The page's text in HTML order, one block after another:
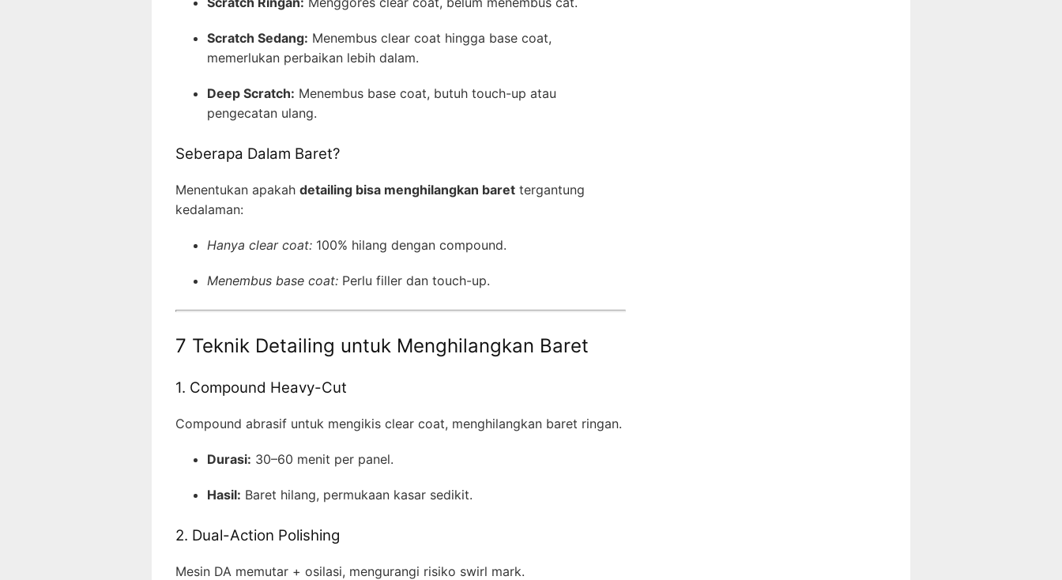
Scratch Sedang: Menembus clear coat hingga base coat,
memerlukan perbaikan lebih dalam.
Deep Scratch: Menembus base coat, butuh touch-up atau
pengecatan ulang.
Seberapa Dalam Baret?
Menentukan apakah detailing bisa menghilangkan baret tergantung
kedalaman:
Hanya clear coat: 100% hilang dengan compound.
Menembus base coat: Perlu filler dan touch-up.
7 Teknik Detailing untuk Menghilangkan Baret
1. Compound Heavy-Cut
Compound abrasif untuk mengikis clear coat, menghilangkan baret ringan.
Durasi: 30–60 menit per panel.
Hasil: Baret hilang, permukaan kasar sedikit.
2. Dual-Action Polishing
Mesin DA memutar + osilasi, mengurangi risiko swirl mark.